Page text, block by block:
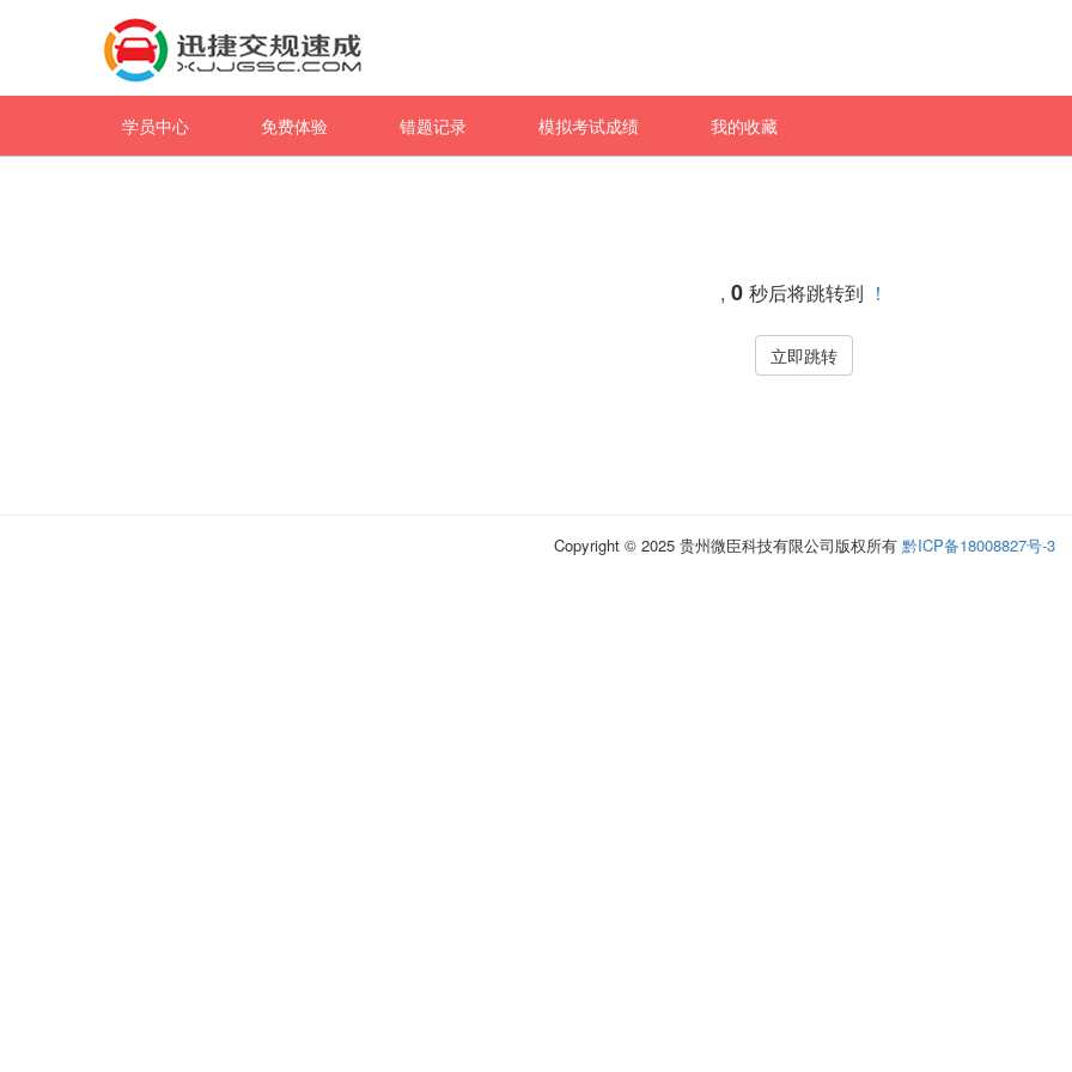
学员中心 免费体验 错题记录 模拟考试成绩 我的收藏
, 0 秒后将跳转到 ！
立即跳转
Copyright © 2025 贵州微臣科技有限公司版权所有 黔ICP备18008827号-3